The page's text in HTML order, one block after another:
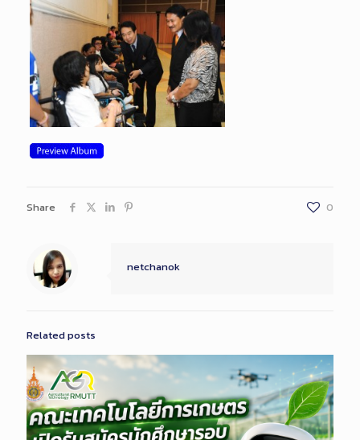
Share 0
netchanok
Related posts